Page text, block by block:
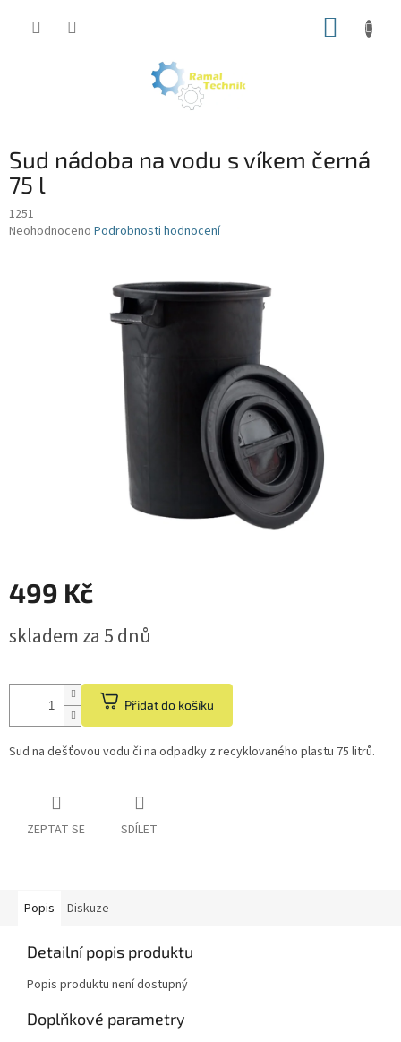
Sud nádoba na vodu s víkem černá
75 l
1251
Průměrné
Neohodnoceno Podrobnosti hodnocení
499 Kč
cena:
skladem za 5 dnů
Přidat do košíku
Sud na dešťovou vodu či na odpadky z recyklovaného plastu 75 litrů.
ZEPTAT SE SDÍLET
Popis Diskuze
Detailní popis produktu
Popis produktu není dostupný
Doplňkové parametry